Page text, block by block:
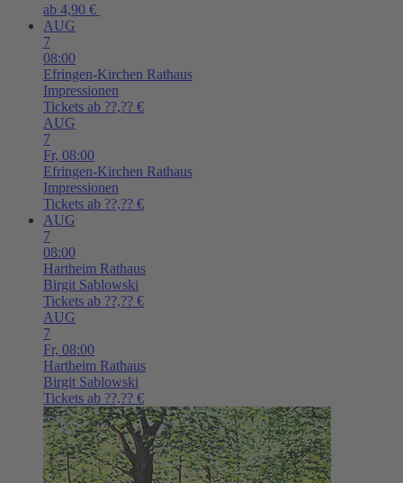
ab 4,90 €
AUG
7
08:00
Efringen-Kirchen Rathaus
Impressionen
Tickets ab ??,?? €
AUG
7
Fr, 08:00
Efringen-Kirchen Rathaus
Impressionen
Tickets ab ??,?? €
AUG
7
08:00
Hartheim Rathaus
Birgit Sablowski
Tickets ab ??,?? €
AUG
7
Fr, 08:00
Hartheim Rathaus
Birgit Sablowski
Tickets ab ??,?? €